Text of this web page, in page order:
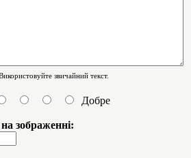
звичайний текст.
Добре
зображенні: